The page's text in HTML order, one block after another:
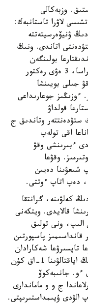
وزبەكالى
لاۋرا تاستانبەك:
ءبىزدىڭ ۋنيۆەرسيتەتتە
ستۋدەنتى اتاندى. ونىڭ
بولىنگەن
گرانت سانىنىڭ ءتورت پايىز ۇلەسىن قۇراسا، 3 ەۋى رەكتور
جىلى بويىنشا
ءوزىڭىز جوعارىداعى
قولداۋ
وتاندىق ج
اقى تولەپ
ءبىرىنشى وقۋ
وقۋعا
شىعۋىنا دەيىن
دەپ اتاپ ءوتتى.
كەلۋىنە، گرانتقا
قالايدى. ويتكەنى
الىپ، ونى تولىق
پاسپورتىن
تاپسىرۋعا شەكارادان
وتە الماعان. ال قۇجات قابىلداۋ ۋاقىتىنىڭ اياقتالۋىنا 1-اق كۇن
ءو. جانىبەكوۆ
ج و و ماماندارى
الۋدى ۇيىمداستىرىپتى.